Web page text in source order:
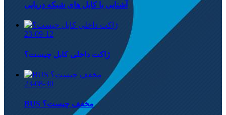
آشنایی با کابل های شبکه دریایی
23-09-12
ژاکت داخلی کابل چیست؟
23-08-30
BUS مخفف چیست؟